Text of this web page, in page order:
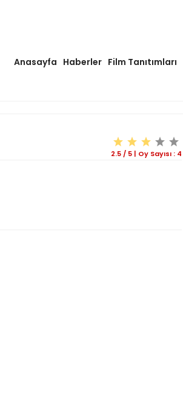
Anasayfa Haberler Film Tanıtımları
2.5 / 5 | Oy Sayısı : 4